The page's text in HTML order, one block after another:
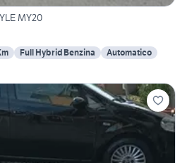
MY20
Full Hybrid Benzina
Automatico